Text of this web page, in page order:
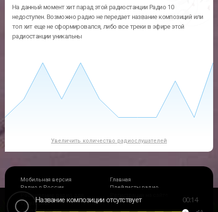
На данный момент хит парад этой радиостанции Радио 10
недоступен. Возможно радио не передает название композиций или
топ хит еще не сформировался, либо все треки в эфире этой
радиостанции уникальны
Увеличить количество радиослушателей
Мобильная версия
Главная
Радио в России
Плейлисты радио
Расширение радио для
браузеров
Обратная связь
Название композиции отсутствует 00:14